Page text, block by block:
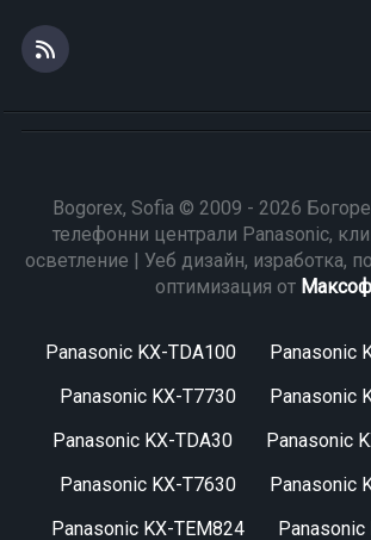
Bogorex, Sofia © 2009 - 2026
телефонни централи Panasonic,
осветление | Уеб дизайн, изработка,
оптимизация от
Panasonic KX-TDA100
Panasonic
Panasonic KX-T7730
Panasonic
Panasonic KX-TDA30
Panasonic
Panasonic KX-T7630
Panasonic
Panasonic KX-TEM824
Panasonic